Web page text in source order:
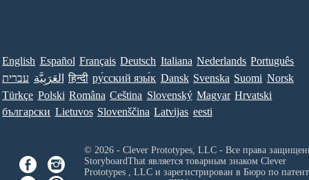
English Español Français Deutsch Italiana Nederlands Português
עברית العَرَبِيَّة हिन्दी ру́сский язы́к Dansk Svenska Suomi Norsk
Türkçe Polski Româna Ceština Slovenský Magyar Hrvatski
български Lietuvos Slovenščina Latvijas eesti
© 2026 - Clever Prototypes, LLC - Все права
StoryboardThat является товарным знаком Clever
Prototypes , LLCи зарегистрирован в Бюро по